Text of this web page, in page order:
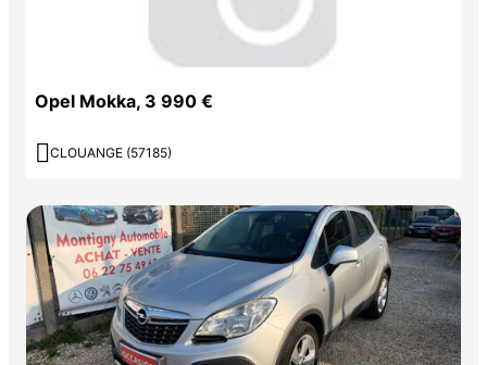
Opel Mokka, 3 990 €
 CLOUANGE (57185)